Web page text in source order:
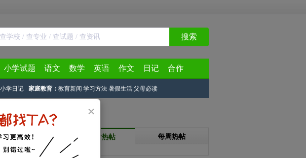
×
搜索
小学试题 语文 数学 英语 作文 日记 合作
小学日记 家庭教育： 教育新闻 学习方法 暑假生活 父母必读
24小时热帖 每周热帖